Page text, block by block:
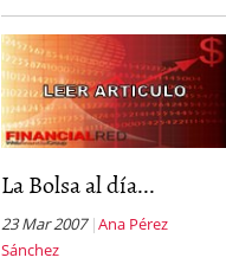
La Bolsa al día...
23 Mar 2007 Ana Pérez
Sánchez